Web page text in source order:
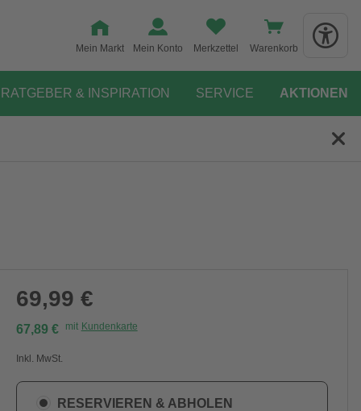
Mein Markt Mein Konto Merkzettel Warenkorb
RATGEBER & INSPIRATION SERVICE AKTIONEN
69,99 €
67,89 € mit Kundenkarte
Inkl. MwSt.
RESERVIEREN & ABHOLEN